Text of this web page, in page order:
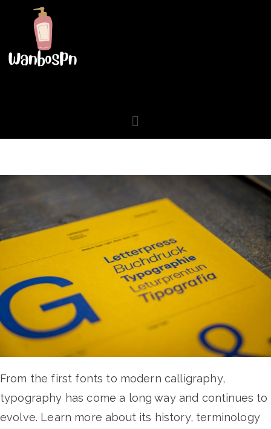
From the first fonts to modern calligraphy,
typography has come a long way and continues to
evolve. Learn more about its history, terminology